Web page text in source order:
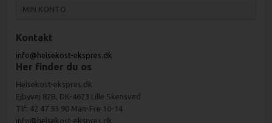
MIN KONTO
Kontakt
info@helsekost-ekspres.dk
Her finder du os
Helsekost-ekspres.dk
Ejbyvej 82B, DK-4623 Lille Skensved
Tlf: 42 47 93 90 Man-Fre 10-14
info@helsekost-ekspres.dk